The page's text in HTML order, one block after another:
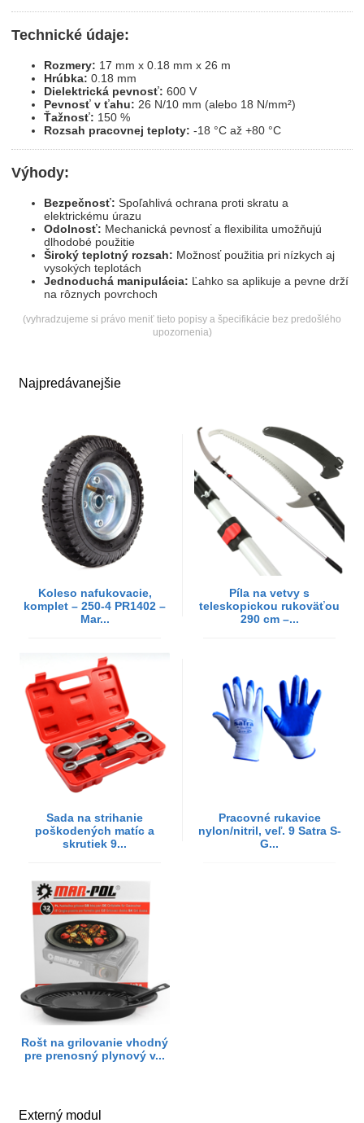
Najpredávanejšie
Koleso nafukovacie,
komplet – 250-4 PR1402 –
Mar...
Píla na vetvy s
teleskopickou rukoväťou
290 cm –...
Sada na strihanie
poškodených matíc a
skrutiek 9...
Pracovné rukavice
nylon/nitril, veľ. 9 Satra S-
G...
Rošt na grilovanie vhodný
pre prenosný plynový v...
Externý modul
Technické údaje:
Rozmery: 17 mm x 0.18 mm x 26 m
Hrúbka: 0.18 mm
Dielektrická pevnosť: 600 V
Pevnosť v ťahu: 26 N/10 mm (alebo 18 N/mm²)
Ťažnosť: 150 %
Rozsah pracovnej teploty: -18 °C až +80 °C
Výhody:
Bezpečnosť: Spoľahlivá ochrana proti skratu a
elektrickému úrazu
Odolnosť: Mechanická pevnosť a flexibilita umožňujú
dlhodobé použitie
Široký teplotný rozsah: Možnosť použitia pri nízkych aj
vysokých teplotách
Jednoduchá manipulácia: Ľahko sa aplikuje a pevne drží
na rôznych povrchoch
(vyhradzujeme si právo meniť tieto popisy a špecifikácie bez predošlého
upozornenia)